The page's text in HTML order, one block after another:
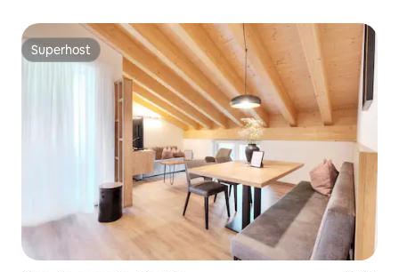
Superhost
Superhost